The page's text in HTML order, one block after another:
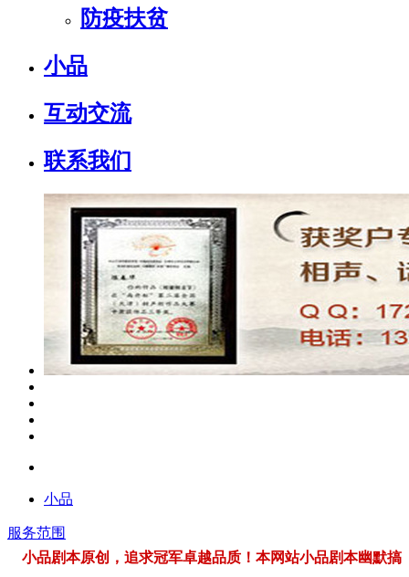
防疫扶贫
小品
互动交流
联系我们
小品
服务范围
小品剧本原创，追求冠军卓越品质！本网站小品剧本幽默搞